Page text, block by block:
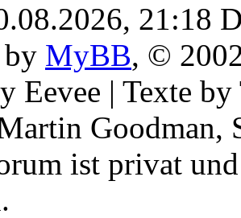
21:18
by MyBB, ©
Eevee | Texte
Goodman,
ist privat